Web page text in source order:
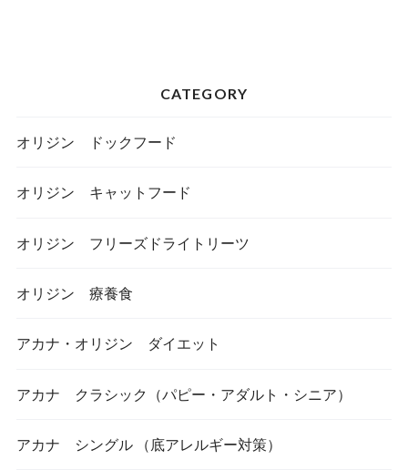
CATEGORY
オリジン ドックフード
オリジン キャットフード
オリジン フリーズドライトリーツ
オリジン 療養食
アカナ・オリジン ダイエット
アカナ クラシック（パピー・アダルト・シニア）
アカナ シングル （底アレルギー対策）